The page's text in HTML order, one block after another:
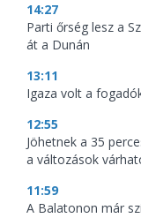
14:27
Parti őrség lesz a
át a Dunán
13:11
Igaza volt a
12:55
Jöhetnek a 35
a változások
11:59
A Balatonon már